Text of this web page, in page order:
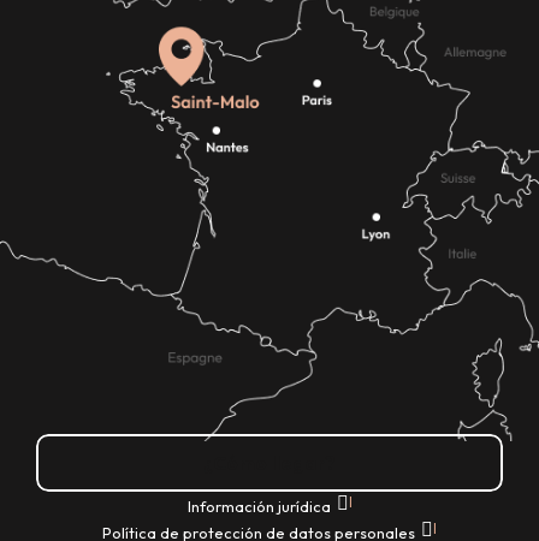
Información jurídica |
Política de protección de datos personales |